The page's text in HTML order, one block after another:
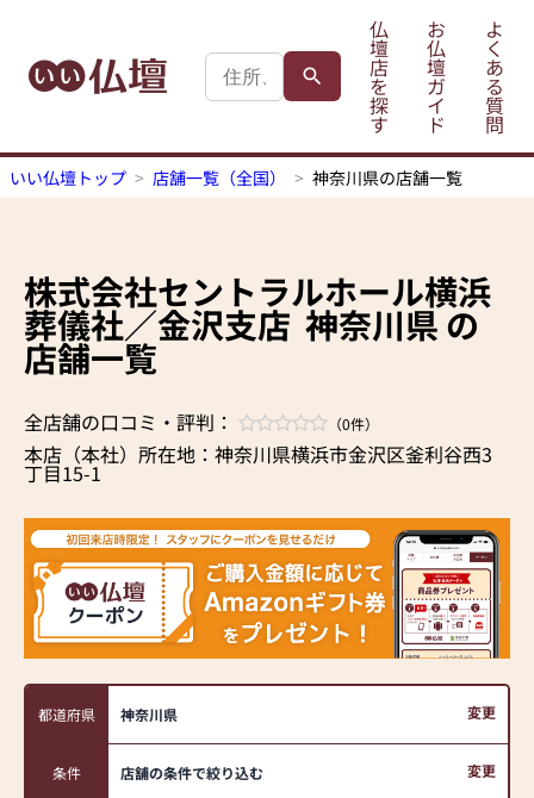
仏
壇
店
を
探
す
お
仏
壇
ガ
イ
ド
よ
く
あ
る
質
問
いい仏壇トップ 店舗一覧（全国） 神奈川県の店舗一覧
株式会社セントラルホール横浜
葬儀社／金沢支店 神奈川県 の
店舗一覧
全店舗の口コミ・評判： （0件）
本店（本社）所在地：神奈川県横浜市金沢区釜利谷西3
丁目15-1
都道府県 神奈川県 変更
条件 店舗の条件で絞り込む 変更